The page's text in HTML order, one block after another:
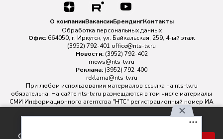
соглашаетесь с правилами
О компанииВакансииБрендингКонтакты
Обработка персональных данных
Офис: 664050, г. Иркутск, ул. Байкальская, 259, 4-ый этаж
(3952) 792-401 office@nts-tv.ru
Новости: (3952) 792-402
rnews@nts-tv.ru
Реклама: (3952) 792-400
reklama@nts-tv.ru
При любом использовании материалов ссылка на nts-tv.ru
обязательна. На сайте nts-tv.ru размещаются в том числе материалы
СМИ Информационного агентства "НТС" регистрационный номер ИА
№ ФС 77 - 88763 зарегистрировано Федеральной службой по
надзору в сфере связи, информационных технологий и массовых
Главный редактор ИА "НТС" Иштулкин Евгений Александрович
16+